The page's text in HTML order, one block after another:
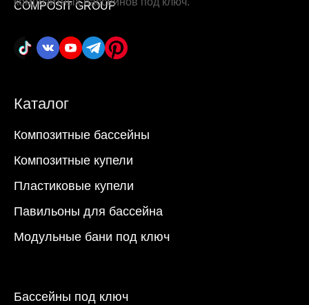
Каталог
Композитные бассейны
Композитные купели
Пластиковые купели
Павильоны для бассейна
Модульные бани под ключ
Бассейны под ключ